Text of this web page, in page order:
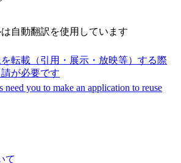
自動翻訳を使用しています
転載（引用・展示・放映等）する際
が必要です
need you to make an application to reuse
て